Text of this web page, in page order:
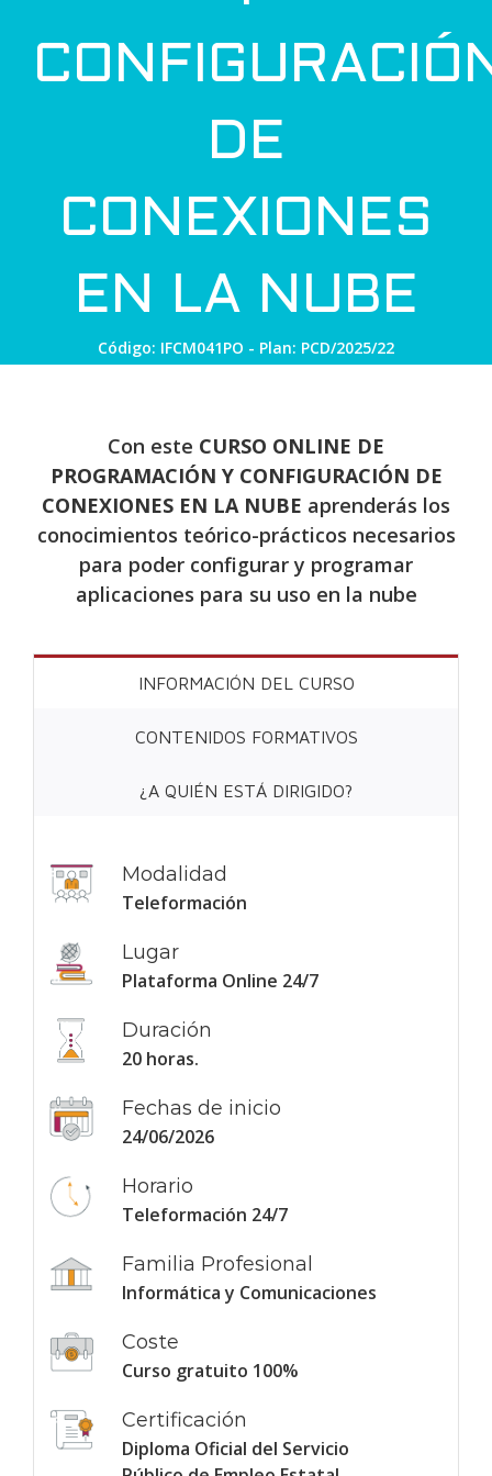
DE
CONEXIONES
EN LA NUBE
Código: IFCM041PO - Plan: PCD/2025/22
Con este CURSO ONLINE DE
PROGRAMACIÓN Y CONFIGURACIÓN DE
CONEXIONES EN LA NUBE aprenderás los
conocimientos teórico-prácticos necesarios
para poder configurar y programar
aplicaciones para su uso en la nube
INFORMACIÓN DEL CURSO
CONTENIDOS FORMATIVOS
¿A QUIÉN ESTÁ DIRIGIDO?
Modalidad
Teleformación
Lugar
Plataforma Online 24/7
Duración
20 horas.
Fechas de inicio
24/06/2026
Horario
Teleformación 24/7
Familia Profesional
Informática y Comunicaciones
Coste
Curso gratuito 100%
Certificación
Diploma Oficial del Servicio